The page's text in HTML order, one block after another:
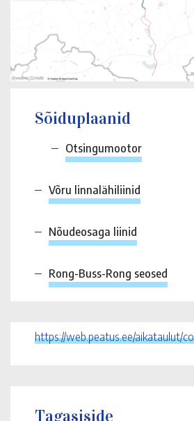
Sõiduplaanid
Otsingumootor
Võru linnalähiliinid
Nõudeosaga liinid
Rong-Buss-Rong seosed
https://web.peatus.ee/aikataulut/
Tagasiside